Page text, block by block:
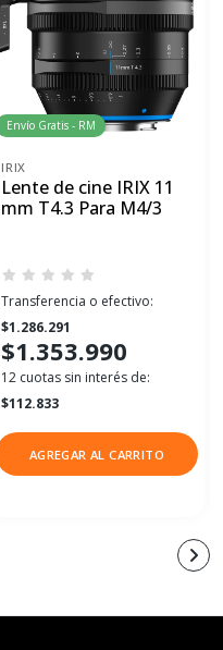
Envío Gratis - RM
IRIX
Lente de cine IRIX 11
mm T4.3 Para M4/3
Transferencia o efectivo:
$1.286.291
$1.353.990
12 cuotas sin interés de:
$112.833
AGREGAR AL CARRITO